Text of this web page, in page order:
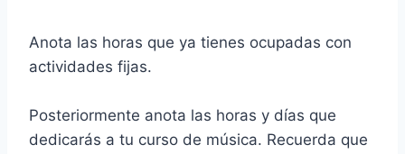
Anota las horas que ya tienes ocupadas con
actividades fijas.
Posteriormente anota las horas y días que
dedicarás a tu curso de música. Recuerda que